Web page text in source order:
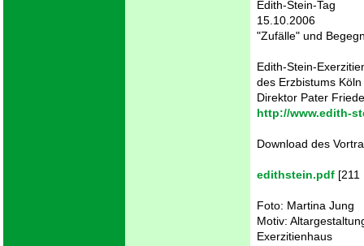
Edith-Stein-Tag
15.10.2006
"Zufälle" und
Edith-Stein-
des Erzbistums Köln
Direktor Pater
http://www.edith-
Download des
edithstein.pdf [211
Foto: Martina Jung
Motiv:
Exerzitienhaus